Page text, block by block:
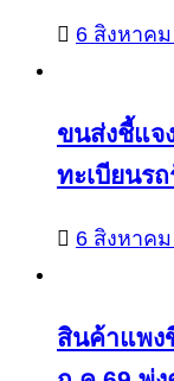
6 สิงหาค
ขนส่งชี้แจ
ทะเบียนร
6 สิงหาค
สินค้าแพง